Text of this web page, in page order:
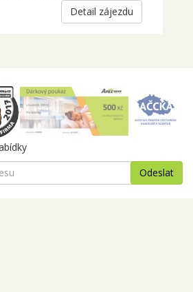
Detail zájezdu